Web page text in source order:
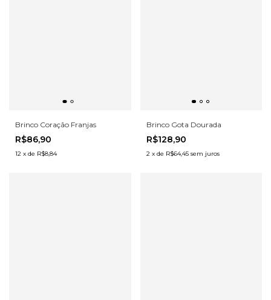
Brinco Coração Franjas
R$86,90
12 x de R$8,84
Brinco Gota Dourada
R$128,90
2 x de R$64,45 sem juros